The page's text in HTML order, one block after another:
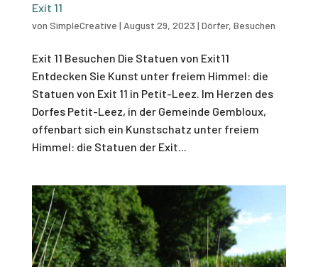
Exit 11
von SimpleCreative | August 29, 2023 | Dörfer, Besuchen
Exit 11 Besuchen Die Statuen von Exit11
Entdecken Sie Kunst unter freiem Himmel: die
Statuen von Exit 11 in Petit-Leez. Im Herzen des
Dorfes Petit-Leez, in der Gemeinde Gembloux,
offenbart sich ein Kunstschatz unter freiem
Himmel: die Statuen der Exit...